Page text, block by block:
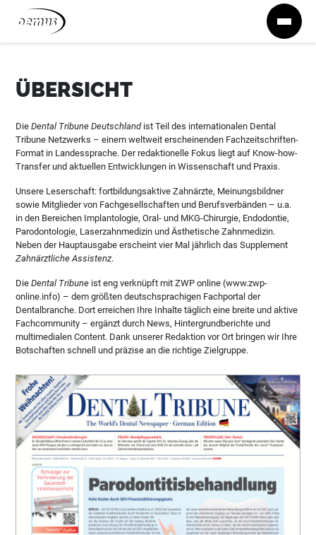
Zum Inhalt springen
ÜBERSICHT
DieDental Tribune Deutschlandist Teil des internationalen Dental
Tribune Netzwerks – einem weltweit erscheinenden Fachzeitschriften-
Format in Landessprache. Der redaktionelle Fokus liegt auf Know-how-
Transfer und aktuellen Entwicklungen in Wissenschaft und Praxis.
Unsere Leserschaft: fortbildungsaktive Zahnärzte, Meinungsbildner
sowie Mitglieder von Fachgesellschaften und Berufsverbänden – u.a.
in den Bereichen Implantologie, Oral- und MKG-Chirurgie, Endodontie,
Parodontologie, Laserzahnmedizin und Ästhetische Zahnmedizin.
Neben der Hauptausgabe erscheint vier Mal jährlich das Supplement
Zahnärztliche Assistenz.
DieDental Tribune ist eng verknüpft mit ZWP online (www.zwp-
online.info) – dem größten deutschsprachigen Fachportal der
Dentalbranche. Dort erreichen Ihre Inhalte täglich eine breite und aktive
Fachcommunity – ergänzt durch News, Hintergrundberichte und
multimedialen Content. Dank unserer Redaktion vor Ort bringen wir Ihre
Botschaften schnell und präzise an die richtige Zielgruppe.